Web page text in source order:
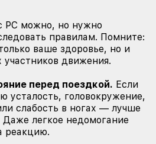
РС можно, но нужно
правилам. Помните:
ваше здоровье, но и
участников движения.
перед поездкой. Если
усталость, головокружение,
слабость в ногах — лучше
Даже легкое недомогание
реакцию.